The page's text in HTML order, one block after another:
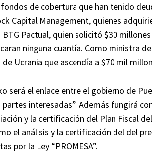
de cobertura que han tenido
Capital Management, quienes
BTG Pactual, quien solicitó $30
ninguna cuantía. Como ministra
de Ucrania que ascendía a $70 mil
será el enlace entre el gobierno de
partes interesadas”. Además fungirá
y la certificación del Plan Fiscal
el análisis y la certificación del del
por la Ley “PROMESA”.